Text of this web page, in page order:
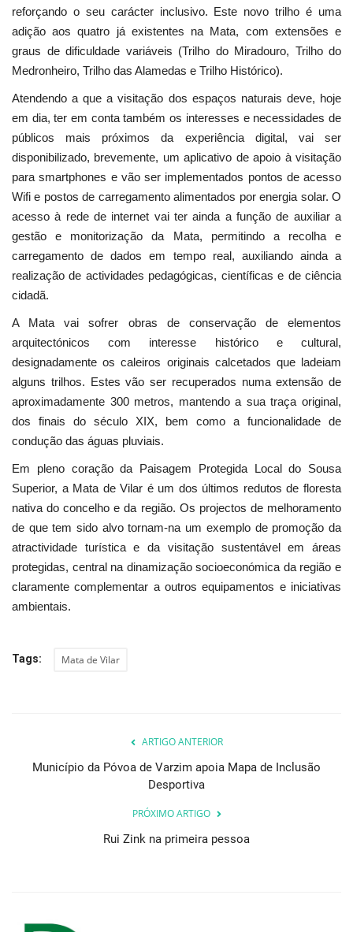
reforçando o seu carácter inclusivo. Este novo trilho é uma
adição aos quatro já existentes na Mata, com extensões e
graus de dificuldade variáveis (Trilho do Miradouro, Trilho do
Medronheiro, Trilho das Alamedas e Trilho Histórico).
Atendendo a que a visitação dos espaços naturais deve, hoje
em dia, ter em conta também os interesses e necessidades de
públicos mais próximos da experiência digital, vai ser
disponibilizado, brevemente, um aplicativo de apoio à visitação
para smartphones e vão ser implementados pontos de acesso
Wifi e postos de carregamento alimentados por energia solar. O
acesso à rede de internet vai ter ainda a função de auxiliar a
gestão e monitorização da Mata, permitindo a recolha e
carregamento de dados em tempo real, auxiliando ainda a
realização de actividades pedagógicas, científicas e de ciência
cidadã.
A Mata vai sofrer obras de conservação de elementos
arquitectónicos com interesse histórico e cultural,
designadamente os caleiros originais calcetados que ladeiam
alguns trilhos. Estes vão ser recuperados numa extensão de
aproximadamente 300 metros, mantendo a sua traça original,
dos finais do século XIX, bem como a funcionalidade de
condução das águas pluviais.
Em pleno coração da Paisagem Protegida Local do Sousa
Superior, a Mata de Vilar é um dos últimos redutos de floresta
nativa do concelho e da região. Os projectos de melhoramento
de que tem sido alvo tornam-na um exemplo de promoção da
atractividade turística e da visitação sustentável em áreas
protegidas, central na dinamização socioeconómica da região e
claramente complementar a outros equipamentos e iniciativas
ambientais.
Tags: Mata de Vilar
ARTIGO ANTERIOR
Município da Póvoa de Varzim apoia Mapa de Inclusão
Desportiva
PRÓXIMO ARTIGO
Rui Zink na primeira pessoa